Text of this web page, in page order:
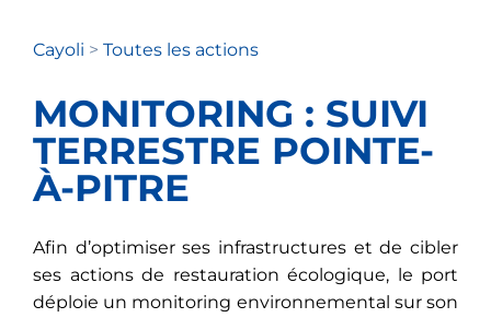
Cayoli > Toutes les actions
MONITORING : SUIVI
TERRESTRE POINTE-
À-PITRE
Afin d’optimiser ses infrastructures et de cibler
ses actions de restauration écologique, le port
déploie un monitoring environnemental sur son